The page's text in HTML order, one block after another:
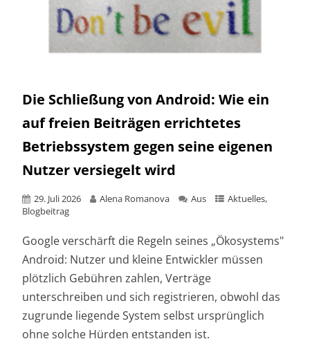
Die Schließung von Android: Wie ein
auf freien Beiträgen errichtetes
Betriebssystem gegen seine eigenen
Nutzer versiegelt wird
29. Juli 2026 Alena Romanova Aus Aktuelles,
Blogbeitrag
Google verschärft die Regeln seines „Ökosystems"
Android: Nutzer und kleine Entwickler müssen
plötzlich Gebühren zahlen, Verträge
unterschreiben und sich registrieren, obwohl das
zugrunde liegende System selbst ursprünglich
ohne solche Hürden entstanden ist.